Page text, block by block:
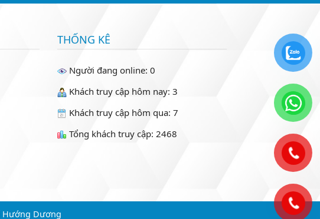
THỐNG KÊ
Người đang online: 0
Khách truy cập hôm nay: 3
Khách truy cập hôm qua: 7
Tổng khách truy cập: 2468
Hướng Dương